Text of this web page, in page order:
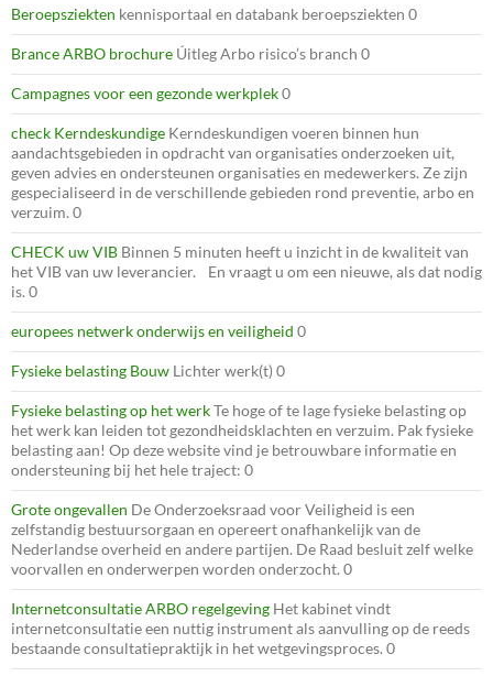
Beroepsziekten kennisportaal en databank beroepsziekten 0
Brance ARBO brochure Úitleg Arbo risico’s branch 0
Campagnes voor een gezonde werkplek0
check Kerndeskundige Kerndeskundigen voeren binnen hun
aandachtsgebieden in opdracht van organisaties onderzoeken uit,
geven advies en ondersteunen organisaties en medewerkers. Ze zijn
gespecialiseerd in de verschillende gebieden rond preventie, arbo en
verzuim. 0
CHECK uw VIB Binnen 5 minuten heeft u inzicht in de kwaliteit van
het VIB van uw leverancier. En vraagt u om een nieuwe, als dat nodig
is. 0
europees netwerk onderwijs en veiligheid 0
Fysieke belasting Bouw Lichter werk(t) 0
Fysieke belasting op het werkTe hoge of te lage fysieke belasting op
het werk kan leiden tot gezondheidsklachten en verzuim. Pak fysieke
belasting aan! Op deze website vind je betrouwbare informatie en
ondersteuning bij het hele traject: 0
Grote ongevallen De Onderzoeksraad voor Veiligheid is een
zelfstandig bestuursorgaan en opereert onafhankelijk van de
Nederlandse overheid en andere partijen. De Raad besluit zelf welke
voorvallen en onderwerpen worden onderzocht. 0
Internetconsultatie ARBO regelgeving Het kabinet vindt
internetconsultatie een nuttig instrument als aanvulling op de reeds
bestaande consultatiepraktijk in het wetgevingsproces. 0